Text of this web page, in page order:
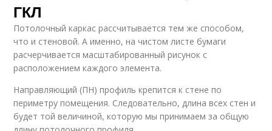
ГКЛ
Потолочный каркас рассчитывается тем же способом,
что и стеновой. А именно, на чистом листе бумаги
расчерчивается масштабированный рисунок с
расположением каждого элемента.
Направляющий (ПН) профиль крепится к стене по
периметру помещения. Следовательно, длина всех стен и
будет той величиной, которую мы принимаем за общую